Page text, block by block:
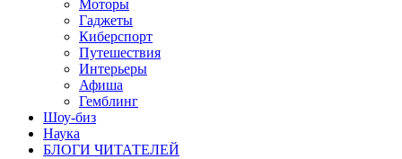
Моторы
Гаджеты
Киберспорт
Путешествия
Интерьеры
Афиша
Гемблинг
Шоу-биз
Наука
БЛОГИ ЧИТАТЕЛЕЙ